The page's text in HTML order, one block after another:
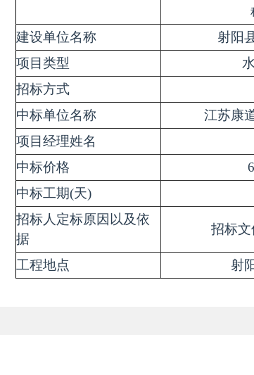
建设单位名称
射阳
项目类型
招标方式
中标单位名称
江苏康
项目经理姓名
中标价格
中标工期(天)
招标人定标原因以及依
据
招标
工程地点 射